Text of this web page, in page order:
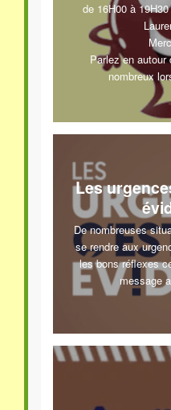
de 16H00 à
Parlez en
nombreux
Les
De nombreuses
se rendre aux
les bons réflexes
message